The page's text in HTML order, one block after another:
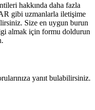
hakkında daha fazla
gibi uzmanlarla iletişime
Size en uygun burun
almak için formu doldurun
yanıt bulabilirsiniz.